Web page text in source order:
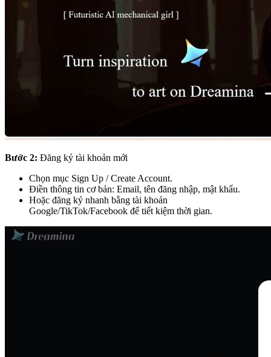
Bước 2: Đăng ký tài khoản mới
Chọn mục Sign Up / Create Account.
Điền thông tin cơ bản: Email, tên đăng nhập, mật khẩu.
Hoặc đăng ký nhanh bằng tài khoản
Google/TikTok/Facebook để tiết kiệm thời gian.